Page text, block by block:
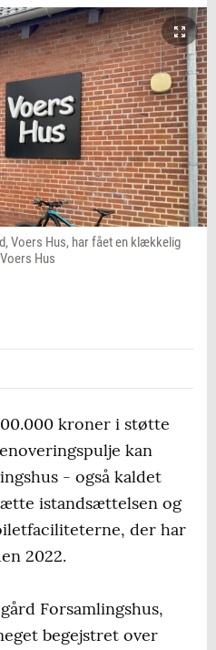
Voers Hus, har fået en klækkelig
Hus
kroner i støtte
kan
- også kaldet
istandsættelsen og
der har
2022.
Forsamlingshus,
begejstret over